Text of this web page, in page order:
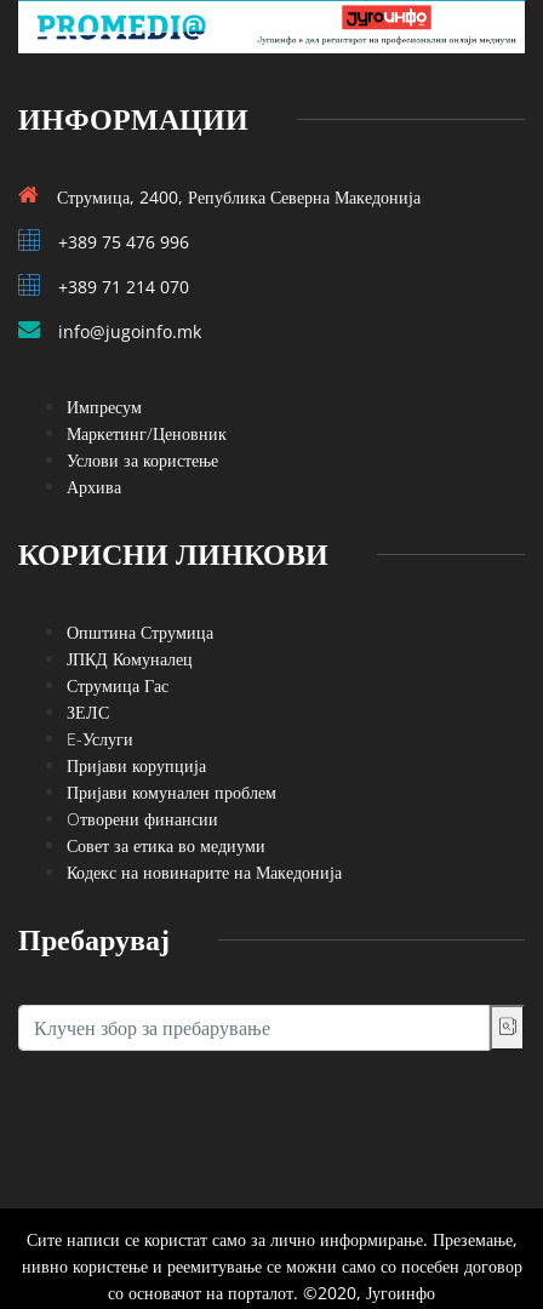
ИНФОРМАЦИИ
Струмица, 2400, Република Северна Македонија
+389 75 476 996
+389 71 214 070
info@jugoinfo.mk
Импресум
Маркетинг/Ценовник
Услови за користење
Архива
КОРИСНИ ЛИНКОВИ
Општина Струмица
ЈПКД Комуналец
Струмица Гас
ЗЕЛС
E-Услуги
Пријави корупција
Пријави комунален проблем
Oтворени финансии
Совет за етика во медиуми
Кодекс на новинарите на Македонија
Пребарувај
Сите написи се користат само за лично информирање. Преземање,
нивно користење и реемитување се можни само со посебен договор
со основачот на порталот. ©2020, Југоинфо